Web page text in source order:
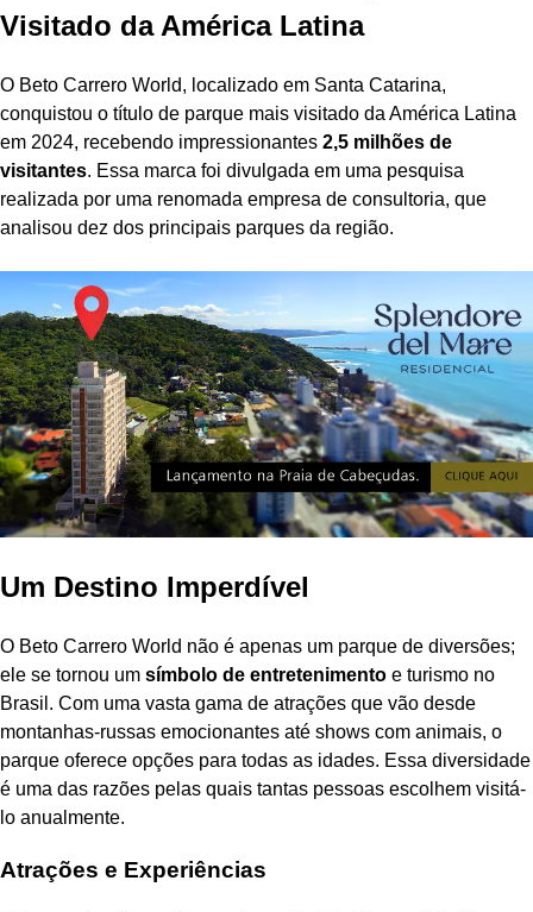
Visitado da América Latina
O Beto Carrero World, localizado em Santa Catarina,
conquistou o título de parque mais visitado da América Latina
em 2024, recebendo impressionantes 2,5 milhões de
visitantes. Essa marca foi divulgada em uma pesquisa
realizada por uma renomada empresa de consultoria, que
analisou dez dos principais parques da região.
Um Destino Imperdível
O Beto Carrero World não é apenas um parque de diversões;
ele se tornou um símbolo de entretenimento e turismo no
Brasil. Com uma vasta gama de atrações que vão desde
montanhas-russas emocionantes até shows com animais, o
parque oferece opções para todas as idades. Essa diversidade
é uma das razões pelas quais tantas pessoas escolhem visitá-
lo anualmente.
Atrações e Experiências